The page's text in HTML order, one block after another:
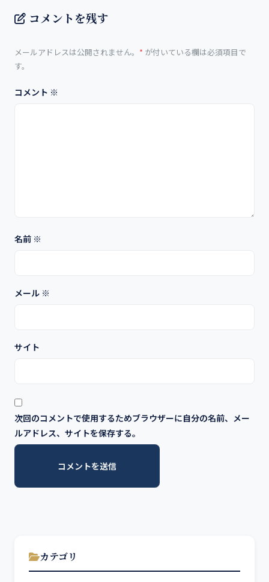
コメントを残す
メールアドレスは公開されません。 * が付いている欄は必須項目で
す。
コメント ※
名前 ※
メール ※
サイト
次回のコメントで使用するためブラウザーに自分の名前、メー
ルアドレス、サイトを保存する。
カテゴリ